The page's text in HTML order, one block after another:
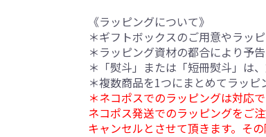
《ラッピングについて》
＊ギフトボックスのご用意やラッ
＊ラッピング資材の都合により予
＊「熨斗」または「短冊熨斗」は
＊複数商品を1つにまとめてラッピ
＊ネコポスでのラッピングは対応で
ネコポス発送でのラッピングをご
キャンセルとさせて頂きます。そ